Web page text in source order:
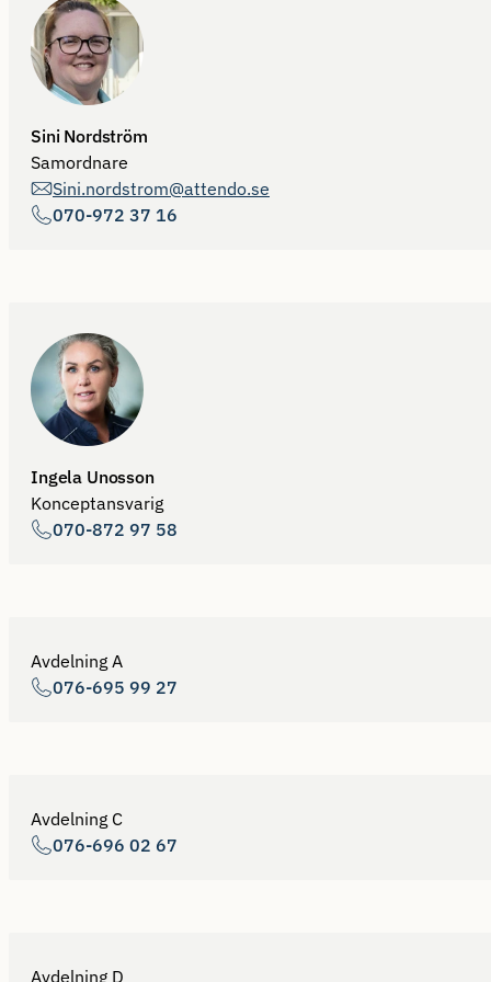
Sini Nordström
Samordnare
Sini.nordstrom@attendo.se
070-972 37 16
Ingela Unosson
Konceptansvarig
070-872 97 58
Avdelning A
076-695 99 27
Avdelning C
076-696 02 67
Avdelning D